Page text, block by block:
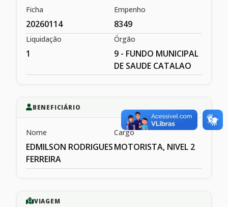
Ficha
20260114
Empenho
8349
Liquidação
1
Órgão
9 - FUNDO MUNICIPAL
DE SAUDE CATALAO
BENEFICIÁRIO
Nome
EDMILSON RODRIGUES
FERREIRA
Cargo
MOTORISTA, NIVEL 2
VIAGEM